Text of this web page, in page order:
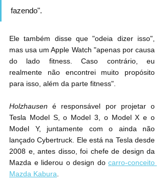
fazendo".
Ele também disse que "odeia dizer isso",
mas usa um Apple Watch "apenas por causa
do lado fitness. Caso contrário, eu
realmente não encontrei muito propósito
para isso, além da parte fitness".
Holzhausen é responsável por projetar o
Tesla Model S, o Model 3, o Model X e o
Model Y, juntamente com o ainda não
lançado Cybertruck. Ele está na Tesla desde
2008 e, antes disso, foi chefe de design da
Mazda e liderou o design do carro-conceito
Mazda Kabura